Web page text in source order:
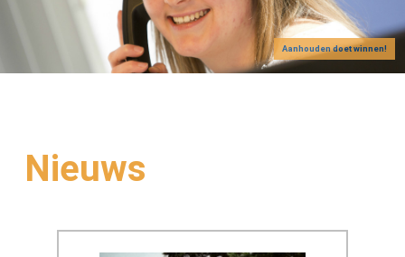
Aanhouden doet winnen!
Nieuws